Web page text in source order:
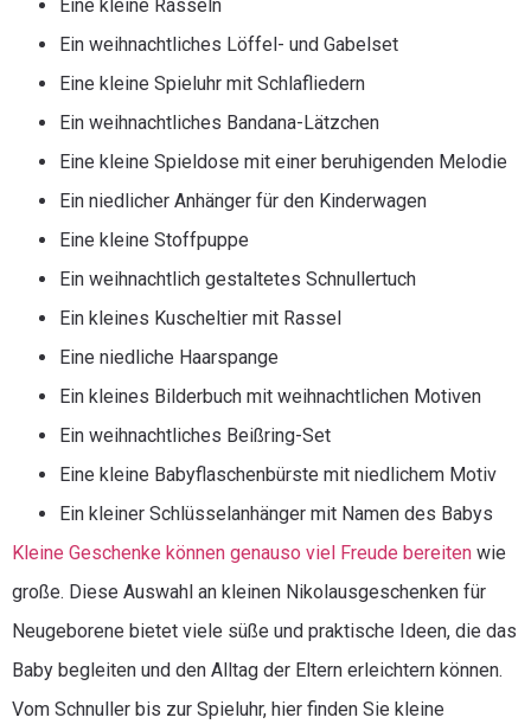
Eine kleine Rasseln
Ein weihnachtliches Löffel- und Gabelset
Eine kleine Spieluhr mit Schlafliedern
Ein weihnachtliches Bandana-Lätzchen
Eine kleine Spieldose mit einer beruhigenden Melodie
Ein niedlicher Anhänger für den Kinderwagen
Eine kleine Stoffpuppe
Ein weihnachtlich gestaltetes Schnullertuch
Ein kleines Kuscheltier mit Rassel
Eine niedliche Haarspange
Ein kleines Bilderbuch mit weihnachtlichen Motiven
Ein weihnachtliches Beißring-Set
Eine kleine Babyflaschenbürste mit niedlichem Motiv
Ein kleiner Schlüsselanhänger mit Namen des Babys
Kleine Geschenke können genauso viel Freude bereiten wie
große. Diese Auswahl an kleinen Nikolausgeschenken für
Neugeborene bietet viele süße und praktische Ideen, die das
Baby begleiten und den Alltag der Eltern erleichtern können.
Vom Schnuller bis zur Spieluhr, hier finden Sie kleine